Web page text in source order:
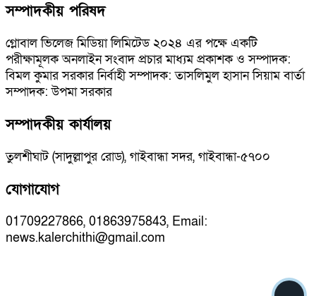
সম্পাদকীয় পরিষদ
গ্লোবাল ভিলেজ মিডিয়া লিমিটেড ২০২৪ এর পক্ষে একটি
পরীক্ষামূলক অনলাইন সংবাদ প্রচার মাধ্যম প্রকাশক ও সম্পাদক:
বিমল কুমার সরকার নির্বাহী সম্পাদক: তাসলিমুল হাসান সিয়াম বার্তা
সম্পাদক: উপমা সরকার
সম্পাদকীয় কার্যালয়
তুলশীঘাট (সাদুল্লাপুর রোড), গাইবান্ধা সদর, গাইবান্ধা-৫৭০০
যোগাযোগ
01709227866, 01863975843, Email:
news.kalerchithi@gmail.com